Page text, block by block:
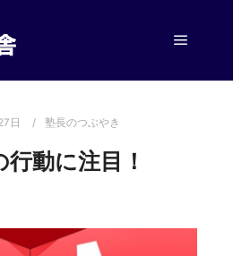
日 塾長のつぶやき
動に注目！